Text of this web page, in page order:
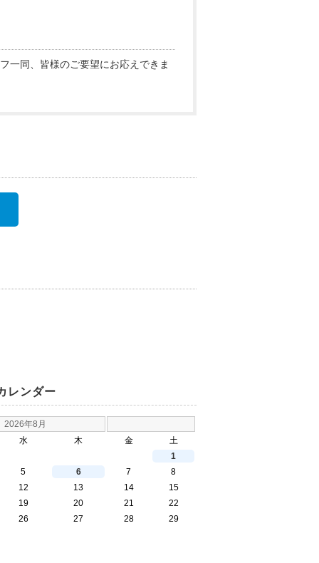
一同、皆様のご要望にお応えできま
レンダー
2026年8月
水 木 金
土
1
5 6 7
8
12 13 14
15
19 20 21
22
26 27 28
29